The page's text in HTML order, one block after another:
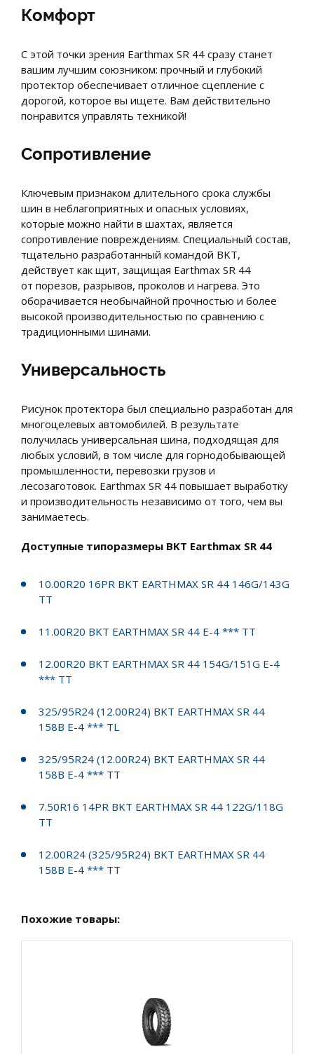
Комфорт
С этой точки зрения Earthmax SR 44 сразу станет
вашим лучшим союзником: прочный и глубокий
протектор обеспечивает отличное сцепление с
дорогой, которое вы ищете. Вам действительно
понравится управлять техникой!
Сопротивление
Ключевым признаком длительного срока службы
шин в неблагоприятных и опасных условиях,
которые можно найти в шахтах, является
сопротивление повреждениям. Специальный состав,
тщательно разработанный командой BKT,
действует как щит, защищая Earthmax SR 44
от порезов, разрывов, проколов и нагрева. Это
оборачивается необычайной прочностью и более
высокой производительностью по сравнению с
традиционными шинами.
Универсальность
Рисунок протектора был специально разработан для
многоцелевых автомобилей. В результате
получилась универсальная шина, подходящая для
любых условий, в том числе для горнодобывающей
промышленности, перевозки грузов и
лесозаготовок. Earthmax SR 44 повышает выработку
и производительность независимо от того, чем вы
занимаетесь.
Доступные типоразмеры BKT Earthmax SR 44
10.00R20 16PR BKT EARTHMAX SR 44 146G/143G
TT
11.00R20 BKT EARTHMAX SR 44 E-4 *** TT
12.00R20 BKT EARTHMAX SR 44 154G/151G E-4
*** TT
325/95R24 (12.00R24) BKT EARTHMAX SR 44
158B E-4 *** TL
325/95R24 (12.00R24) BKT EARTHMAX SR 44
158B E-4 *** TT
7.50R16 14PR BKT EARTHMAX SR 44 122G/118G
TT
12.00R24 (325/95R24) BKT EARTHMAX SR 44
158B E-4 *** TT
Похожие товары: